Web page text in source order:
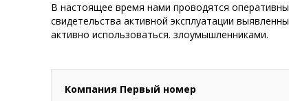
В настоящее время нами проводятся
свидетельства активной эксплуатации
активно использоваться. злоумышленниками.
Компания Первый номер